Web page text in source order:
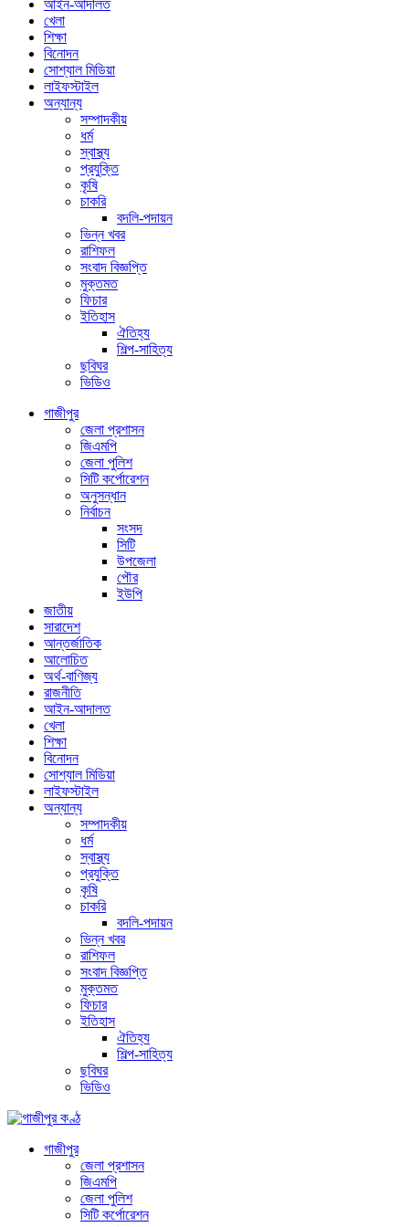
আইন-আদালত
খেলা
শিক্ষা
বিনোদন
সোশ্যাল মিডিয়া
লাইফস্টাইল
অন্যান্য
সম্পাদকীয়
ধর্ম
স্বাস্থ্য
প্রযুক্তি
কৃষি
চাকরি
বদলি-পদায়ন
ভিন্ন খবর
রাশিফল
সংবাদ বিজ্ঞপ্তি
মুক্তমত
ফিচার
ইতিহাস
ঐতিহ্য
শিল্প-সাহিত্য
ছবিঘর
ভিডিও
গাজীপুর
জেলা প্রশাসন
জিএমপি
জেলা পুলিশ
সিটি কর্পোরেশন
অনুসন্ধান
নির্বাচন
সংসদ
সিটি
উপজেলা
পৌর
ইউপি
জাতীয়
সারাদেশ
আন্তর্জাতিক
আলোচিত
অর্থ-বাণিজ্য
রাজনীতি
আইন-আদালত
খেলা
শিক্ষা
বিনোদন
সোশ্যাল মিডিয়া
লাইফস্টাইল
অন্যান্য
সম্পাদকীয়
ধর্ম
স্বাস্থ্য
প্রযুক্তি
কৃষি
চাকরি
বদলি-পদায়ন
ভিন্ন খবর
রাশিফল
সংবাদ বিজ্ঞপ্তি
মুক্তমত
ফিচার
ইতিহাস
ঐতিহ্য
শিল্প-সাহিত্য
ছবিঘর
ভিডিও
গাজীপুর
জেলা প্রশাসন
জিএমপি
জেলা পুলিশ
সিটি কর্পোরেশন